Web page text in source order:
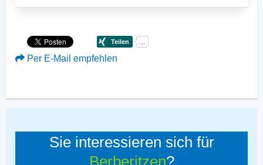
Per E-Mail empfehlen
Sie interessieren sich für
Berberitzen?